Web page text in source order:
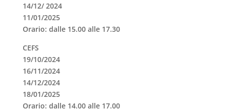
14/12/ 2024
11/01/2025
Orario: dalle 15.00 alle 17.30
CEFS
19/10/2024
16/11/2024
14/12/2024
18/01/2025
Orario: dalle 14.00 alle 17.00